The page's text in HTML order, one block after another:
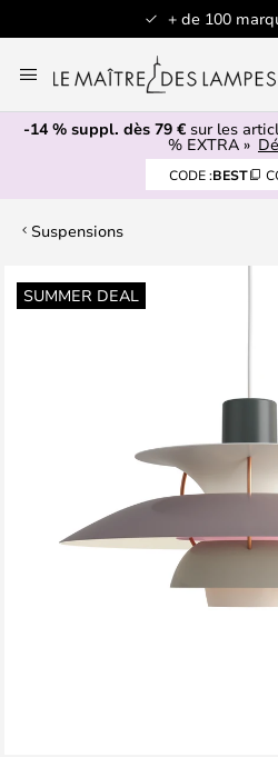
+ de 100
au
contenu
-14 % suppl. dès 79 €sur les
% EXTRA »
CODE :BEST
Suspensions
SUMMER DEAL
Skip
to